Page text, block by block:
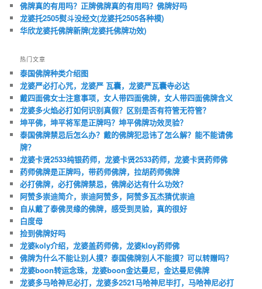
佛牌真的有用吗？正牌佛牌真的有用吗？佛牌好吗
龙婆托2505熨斗没经文(龙婆托2505各种模)
华欣龙婆托佛牌新牌(龙婆托佛牌功效)
热门文章
泰国佛牌种类介绍图
龙婆严必打心咒，龙婆严 瓦囊，龙婆严瓦囊寺必达
戴四面佛女士注意事项，女人带四面佛牌，女人带四面佛牌含义
龙婆多火焰必打如何识别真假？区别是否有符管无符管？
坤平佛，坤平将军是正牌吗？坤平佛牌功效灵验？
泰国佛牌禁忌后怎么办？戴的佛牌犯忌讳了怎么解？能不能请佛
牌？
龙婆卡贤2533纯银药师，龙婆卡贤2533药师，龙婆卡贤药师佛
药师佛牌是正牌吗，带药师佛牌，拉胡药师佛牌
必打佛牌，必打佛牌禁忌，佛牌必达有什么功效？
阿赞多崇迪简介，崇迪阿赞多，阿赞多瓦杰猜优崇迪
自从戴了泰佛灵缘的佛牌，感受到灵验，真的很好
白度母
捡到佛牌好吗
龙婆koly介绍，龙婆盖药师佛，龙婆kloy药师佛
佛牌为什么不能让别人摸？泰国佛牌别人不能摸？可以转赠吗？
龙婆boon转运念珠，龙婆boon金达曼尼，金达曼尼佛牌
龙婆多马哈神尼必打，龙婆多2521马哈神尼毕打，马哈神尼必打